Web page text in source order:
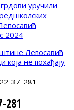
уручили
2024
која не похађају
37-281
281